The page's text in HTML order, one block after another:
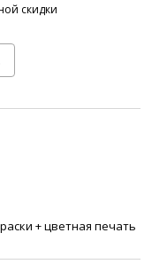
скидки
+ цветная печать